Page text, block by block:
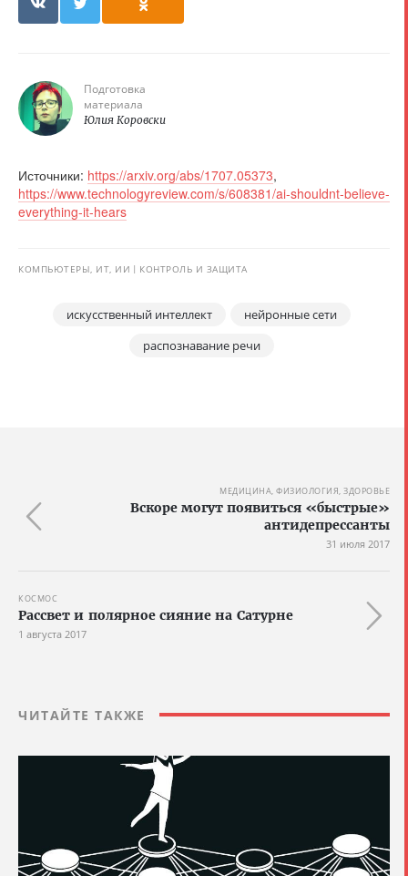
Подготовка
материала
Юлия Коровски
Источники: https://arxiv.org/abs/1707.05373,
https://www.technologyreview.com/s/608381/ai-shouldnt-believe-
everything-it-hears
КОМПЬЮТЕРЫ, ИТ, ИИ КОНТРОЛЬ И ЗАЩИТА
искусственный интеллект
нейронные сети
распознавание речи
МЕДИЦИНА, ФИЗИОЛОГИЯ, ЗДОРОВЬЕ
Вскоре могут появиться «быстрые»
антидепрессанты
31 июля 2017
КОСМОС
Рассвет и полярное сияние на Сатурне
1 августа 2017
ЧИТАЙТЕ ТАКЖЕ